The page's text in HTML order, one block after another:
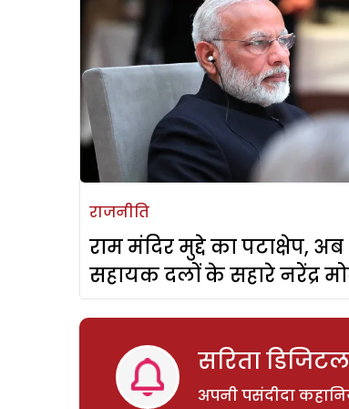
राजनीति
राम मंदिर मुद्दे का पटाक्षेप, अब
सहायक दलों के सहारे नरेंद्र
सरिता
अपनी पसंदीदा